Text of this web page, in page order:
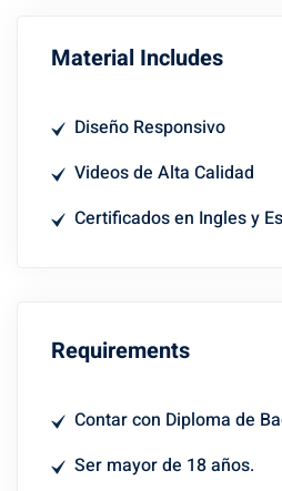
Material Includes
Diseño Responsivo
Videos de Alta Calidad
Certificados en Ingles y
Requirements
Contar con Diploma de
Ser mayor de 18 años.